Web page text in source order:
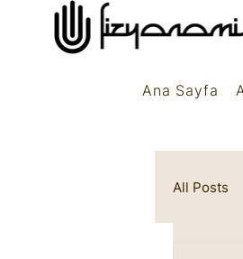
Ana Sayfa
All Posts